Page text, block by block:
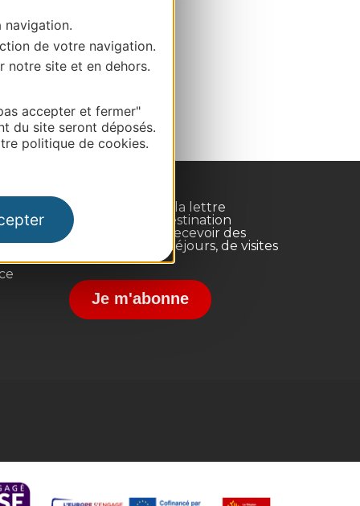
navigation.
de votre navigation.
notre site et en dehors.
accepter et fermer"
du site seront déposés.
politique de cookies.
Inscrivez-vous à la lettre
d'information Destination
Occitanie pour recevoir des
suggestions de séjours, de visites
et de sorties.
Je m'abonne